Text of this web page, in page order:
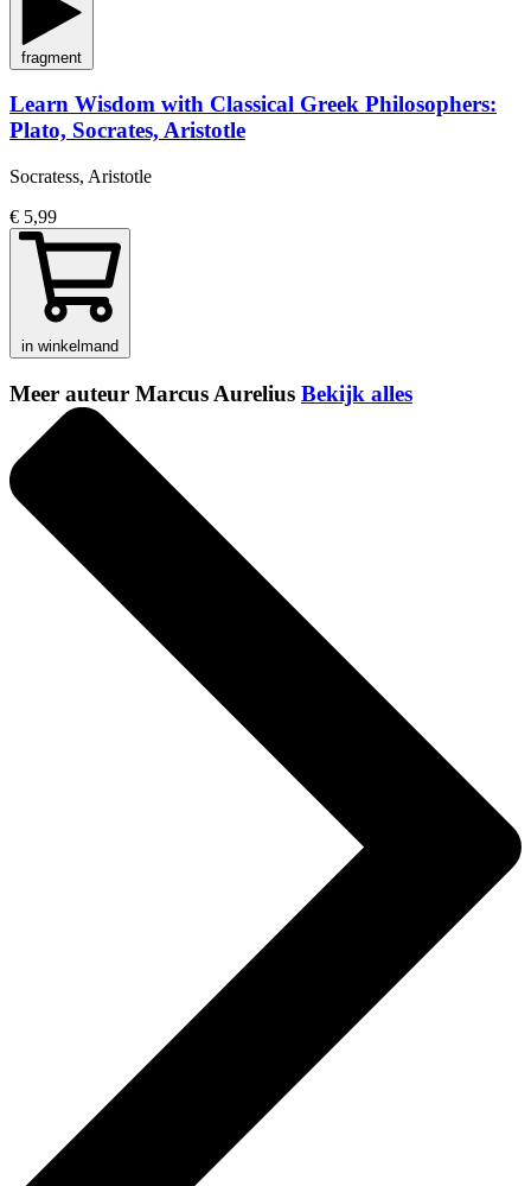
fragment
Learn Wisdom with Classical Greek Philosophers:
Plato, Socrates, Aristotle
Socratess, Aristotle
€ 5,99
in winkelmand
Meer auteur Marcus Aurelius Bekijk alles